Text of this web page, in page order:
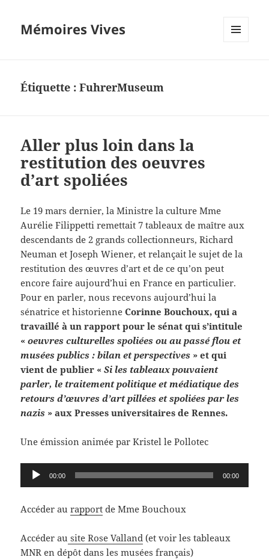
Mémoires Vives
Étiquette :FuhrerMuseum
Aller plus loin dans la
restitution des oeuvres
d’art spoliées
Le 19 mars dernier, la Ministre la culture Mme
Aurélie Filippetti remettait 7 tableaux de maître aux
descendants de 2 grands collectionneurs, Richard
Neuman et Joseph Wiener, et relançait le sujet de la
restitution des œuvres d’art et de ce qu’on peut
encore faire aujourd’hui en France en particulier.
Pour en parler, nous recevons aujourd’hui la
sénatrice et historienneCorinne Bouchoux, qui a
travaillé à un rapport pour le sénat qui s’intitule
«oeuvres culturelles spoliées ou au passé flou et
musées publics : bilan et perspectives » et qui
vient de publier «Si les tableaux pouvaient
parler, le traitement politique et médiatique des
retours d’œuvres d’art pillées et spoliées par les
nazis » aux Presses universitaires de Rennes.
Une émission animée par Kristel le Pollotec
Lecteur
audio
00:00 00:00
Accéder aurapport de Mme Bouchoux
Accéder au site Rose Valland (et voir les tableaux
MNR en dépôt dans les musées français)